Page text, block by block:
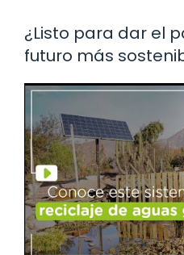
¿Listo para dar el
futuro más